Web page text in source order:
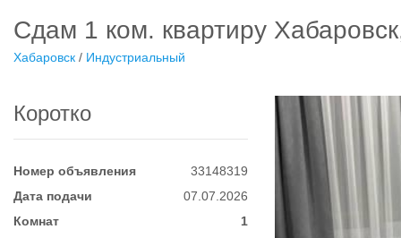
Сдам 1 ком. квартиру
Хабаровск / Индустриальный
Коротко
Номер объявления
33148319
Дата подачи
07.07.2026
Комнат
1